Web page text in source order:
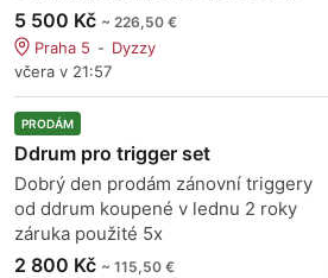
5 500 Kč ~ 226,50 €
Praha 5
Dyzzy
včera v 21:57
PRODÁM
Ddrum pro trigger set
Dobrý den prodám zánovní triggery
od ddrum koupené v lednu 2 roky
záruka použité 5x
2 800 Kč ~ 115,50 €